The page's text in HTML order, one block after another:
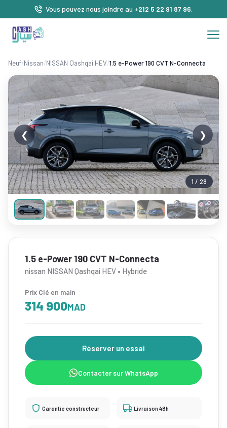
Vous pouvez nous joindre au +212 5 22 91 87 96
Neuf/Nissan/NISSAN Qashqai HEV/1.5 e-Power 190 CVT N-Connecta
1 / 28
❮ ❯
1.5 e-Power 190 CVT N-Connecta
nissan NISSAN Qashqai HEV • Hybride
Prix Clé en main
314 900MAD
Réserver un essai
Contacter sur WhatsApp
Garantie constructeur Livraison 48h